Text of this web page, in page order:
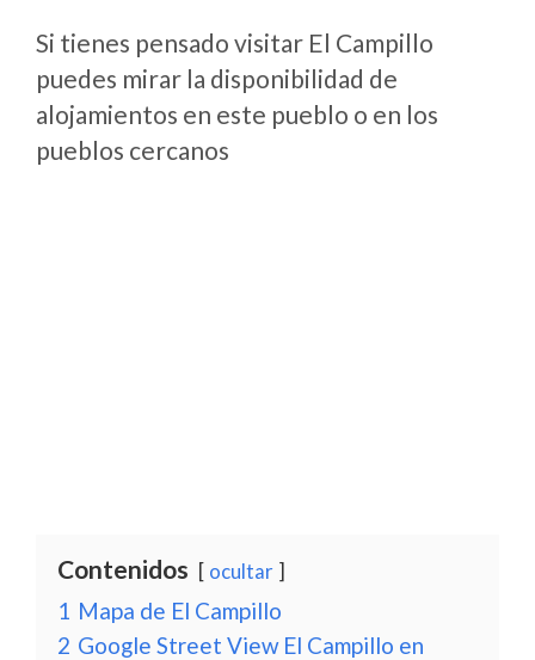
Si tienes pensado visitar El Campillo
puedes mirar la disponibilidad de
alojamientos en este pueblo o en los
pueblos cercanos
Contenidos ocultar
1 Mapa de El Campillo
2 Google Street View El Campillo en